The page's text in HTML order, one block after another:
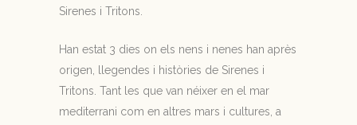
Sirenes i Tritons.
Han estat 3 dies on els nens i nenes han après
origen, llegendes i històries de Sirenes i
Tritons. Tant les que van néixer en el mar
mediterrani com en altres mars i cultures, a